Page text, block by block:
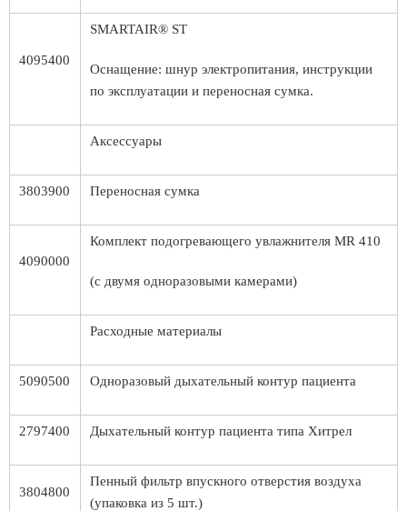
4095400
SMARTAIR® ST
Оснащение: шнур электропитания, инструкции
по эксплуатации и переносная сумка.
Аксессуары
3803900 Переносная сумка
4090000
Комплект подогревающего увлажнителя MR 410
(с двумя одноразовыми камерами)
Расходные материалы
5090500 Одноразовый дыхательный контур пациента
2797400 Дыхательный контур пациента типа Хитрел
3804800
Пенный фильтр впускного отверстия воздуха
(упаковка из 5 шт.)